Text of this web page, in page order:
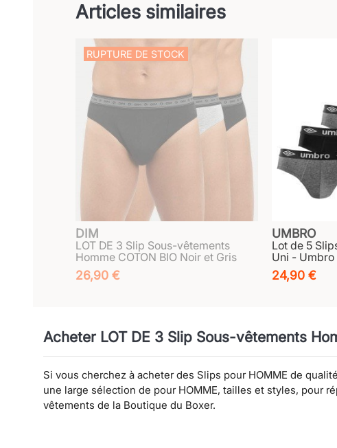
Articles similaires
RUPTURE DE STOCK
DIM
LOT DE 3 Slip Sous-vêtements
Homme COTON BIO Noir et Gris
26,90 €
UMBRO
Lot de 5
Uni - Umbro
24,90 €
Acheter LOT DE 3 Slip Sous-vêtements
Si vous cherchez à acheter des Slips pour HOMME de
une large sélection de pour HOMME, tailles et styles, pour
vêtements de la Boutique du Boxer.